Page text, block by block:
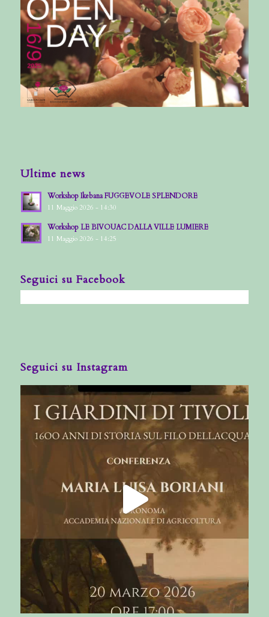
Ultime news
Workshop Ikebana FUGGEVOLE SPLENDORE
11 Maggio 2026 - 14:30
Workshop LE BIVOUAC DALLA VILLE LUMIERE
11 Maggio 2026 - 14:25
Seguici su Facebook
Seguici su Instagram